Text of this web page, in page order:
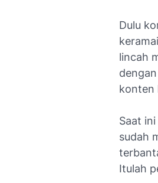
Dulu
lincah
konten
Saat
sudah
Itulah